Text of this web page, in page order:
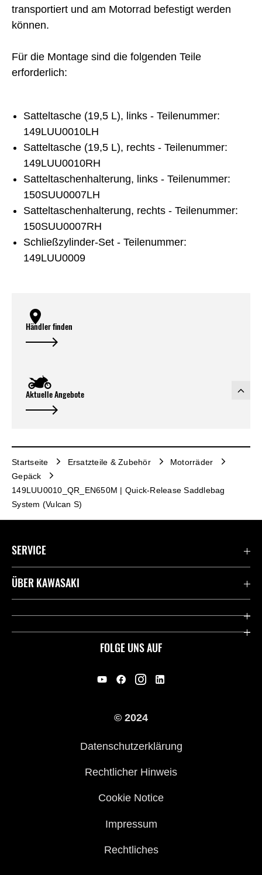
transportiert und am Motorrad befestigt werden
können.
Für die Montage sind die folgenden Teile
erforderlich:
Satteltasche (19,5 L), links - Teilenummer:
149LUU0010LH
Satteltasche (19,5 L), rechts - Teilenummer:
149LUU0010RH
Satteltaschenhalterung, links - Teilenummer:
150SUU0007LH
Satteltaschenhalterung, rechts - Teilenummer:
150SUU0007RH
Schließzylinder-Set - Teilenummer:
149LUU0009
Händler finden
Aktuelle Angebote
Startseite Ersatzteile & Zubehör
Motorräder
Gepäck
149LUU0010_QR_EN650M | Quick-Release Saddlebag
System (Vulcan S)
FOLGE UNS AUF
SERVICE
Kontaktiere uns
ÜBER KAWASAKI
Kawasaki Deutschland
© 2024
Datenschutzerklärung
Rechtlicher Hinweis
Cookie Notice
Impressum
Rechtliches